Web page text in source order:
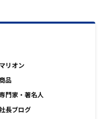
マリオン
品
門家・著名人
長ブログ